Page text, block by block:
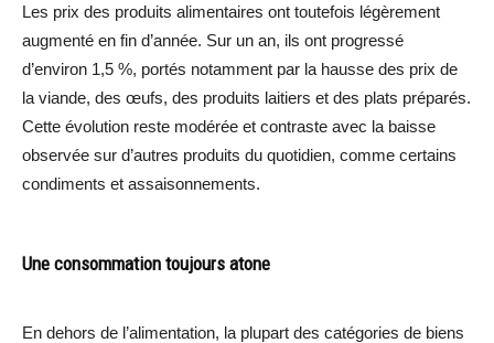
Les prix des produits alimentaires ont toutefois légèrement
augmenté en fin d’année. Sur un an, ils ont progressé
d’environ 1,5 %, portés notamment par la hausse des prix de
la viande, des œufs, des produits laitiers et des plats préparés.
Cette évolution reste modérée et contraste avec la baisse
observée sur d’autres produits du quotidien, comme certains
condiments et assaisonnements.
Une consommation toujours atone
En dehors de l’alimentation, la plupart des catégories de biens